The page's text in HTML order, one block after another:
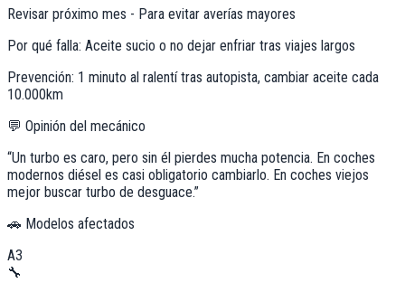
Revisar próximo mes - Para evitar averías mayores
Por qué falla: Aceite sucio o no dejar enfriar tras viajes largos
Prevención: 1 minuto al ralentí tras autopista, cambiar aceite cada
10.000km
💬 Opinión del mecánico
“Un turbo es caro, pero sin él pierdes mucha potencia. En coches
modernos diésel es casi obligatorio cambiarlo. En coches viejos
mejor buscar turbo de desguace.”
🚗 Modelos afectados
A3
🔧